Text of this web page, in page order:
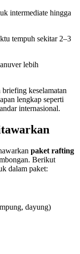
intermediate hingga
tempuh sekitar 2–3
lebih
keselamatan
lengkap seperti
internasional.
paket rafting
Berikut
dalam paket:
dayung)